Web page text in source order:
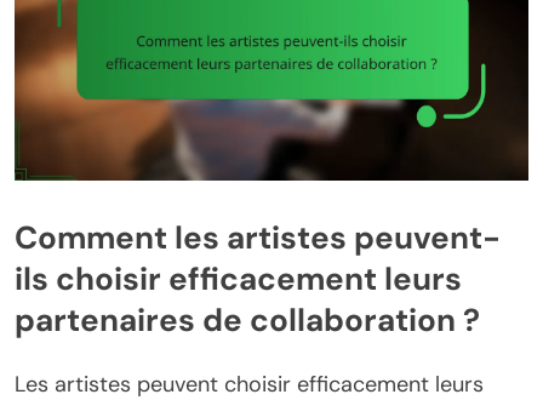
Comment les artistes peuvent-
ils choisir efficacement leurs
partenaires de collaboration ?
Les artistes peuvent choisir efficacement leurs